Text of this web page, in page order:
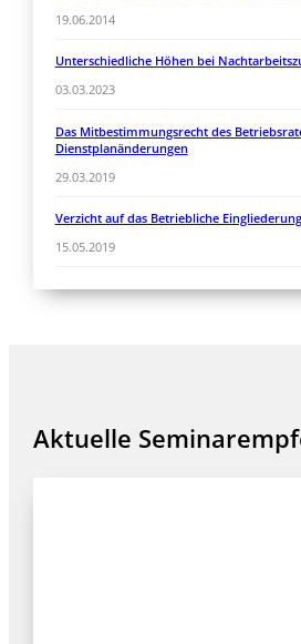
19.06.2014
Unterschiedliche Höhen bei
03.03.2023
Das Mitbestimmungsrecht des
Dienstplanänderungen
29.03.2019
Verzicht auf das Betriebliche
15.05.2019
Aktuelle